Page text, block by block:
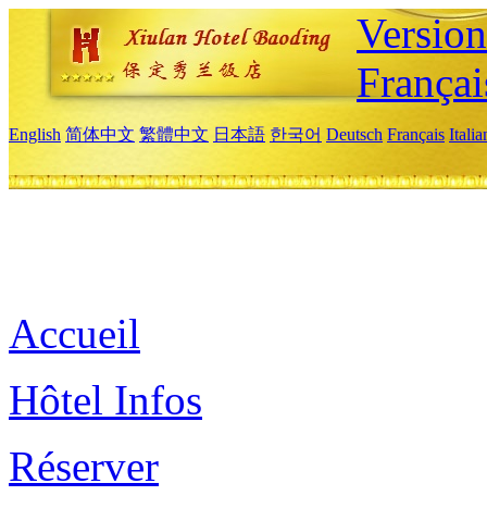
English 简体中文 繁體中文 日本語 한국어 Deutsch Français
Accueil
Hôtel Infos
Réserver